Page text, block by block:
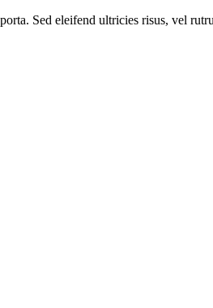
Sed eleifend ultricies risus, vel